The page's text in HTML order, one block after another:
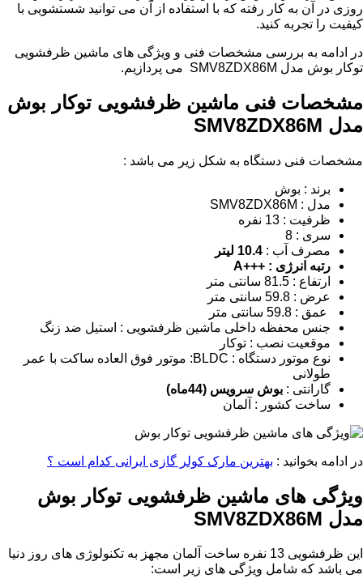
روزی در آن به کار رفته که با استفاده از آن می توانید شستشویی با
کیفیت را تجربه کنید.
در ادامه به بررسی مشخصات فنی و ویژگی های ماشین ظرفشویی
توکار بوش مدل SMV8ZDX86M می پردازیم.
مشخصات فنی ماشین ظرفشویی توکار بوش
مدل SMV8ZDX86M
مشخصات فنی دستگاه به شکل زیر می باشد :
برند : بوش
مدل : SMV8ZDX86M
ظرفیت : 13 نفره
سری : 8
مصرف آب : 10.4 لیتر
رتبه انرژی : +++A
ارتفاع : 81.5 سانتی متر
عرض : 59.8 سانتی متر
عمق : 59.8 سانتی متر
جنس محفظه داخلی ماشین ظرفشویی : استیل ضد زنگ
موقعیت نصب : توکار
نوع موتور دستگاه : BLDC: موتور فوق العاده ساکت با عمر
طولانی
گارانتی : بوش سرویس (44ماه)
ساخت کشور : آلمان
در ادامه بخوانید : بهترین مارک کولر گازی ایرانی کدام است ؟
ویژگی های ماشین ظرفشویی توکار بوش
مدل SMV8ZDX86M
این ظرفشویی 13 نفره ساخت آلمان مجهز به تکنولوژی های روز دنیا
می باشد که شامل ویژگی های زیر است: